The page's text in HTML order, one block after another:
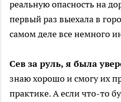
реальную опасность на
первый раз выехала в
самом деле все немного
Сев за руль, я была
знаю хорошо и смогу их
практике. А если что-то